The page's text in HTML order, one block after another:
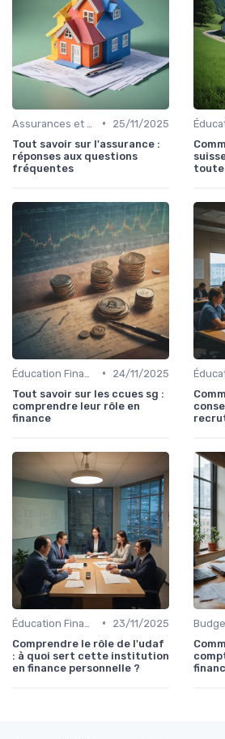
•
25/11/2025
Tout savoir sur l'assurance :
réponses aux questions
fréquentes
•
24/11/2025
Tout savoir sur les ccues sg :
comprendre leur rôle en
finance
•
23/11/2025
Comprendre le rôle de l'udaf
: à quoi sert cette institution
en finance personnelle ?